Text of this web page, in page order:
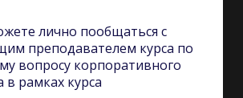
лично пообщаться с
преподавателем курса по
вопросу корпоративного
в рамках курса